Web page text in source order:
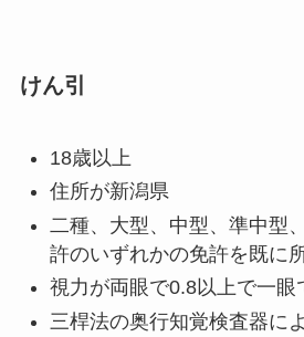
けん引
18歳以上
住所が新潟県
二種、大型、中型、準中型
許のいずれかの免許を既に
視力が両眼で0.8以上で一眼
三桿法の奥行知覚検査器に